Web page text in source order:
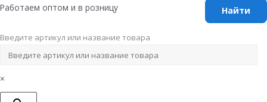
Перейти
содержимому
Работаем оптом и в розницу
Введите артикул или название товара
×